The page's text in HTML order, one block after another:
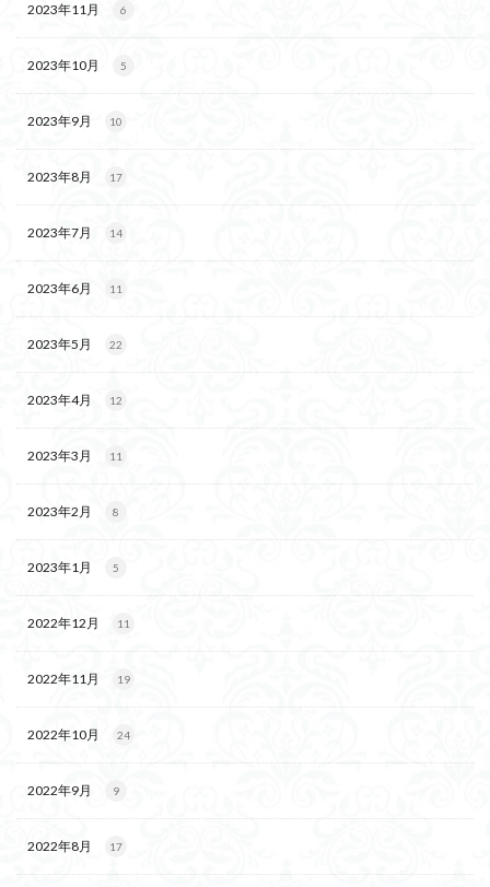
2023年11月 6
2023年10月 5
2023年9月 10
2023年8月 17
2023年7月 14
2023年6月 11
2023年5月 22
2023年4月 12
2023年3月 11
2023年2月 8
2023年1月 5
2022年12月 11
2022年11月 19
2022年10月 24
2022年9月 9
2022年8月 17